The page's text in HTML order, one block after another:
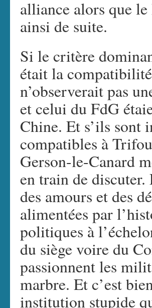
alliance alors que
ainsi de suite.
Si le critère
était la
n’observerait pas
et celui du FdG
Chine. Et s’ils sont
compatibles à
Gerson-le-Canard
en train de
des amours et des
alimentées par
politiques à
du siège voire du
passionnent les
marbre. Et c’est
institution stupide